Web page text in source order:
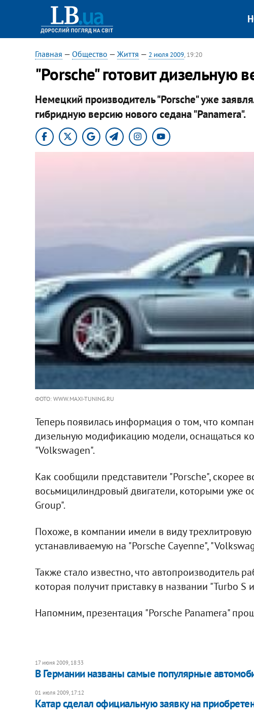
Главная — Общество — Життя — 2 июля 2009, 19:20
"Porsche" готовит дизельную
Немецкий производитель "Porsche" уже
гибридную версию нового седана "Panamera".
ФОТО: WWW.MAXI-TUNING.RU
Теперь появилась информация о том, что
дизельную модификацию модели, оснащаться
"Volkswagen".
Как сообщили представители "Porsche", скорее
восьмицилиндровый двигатели, которыми уже
Group".
Похоже, в компании имели в виду
устанавливаемую на "Porsche Cayenne",
Также стало известно, что автопроизводитель
которая получит приставку в названии "Turbo S
Напомним, презентация "Porsche Panamera"
17 июня 2009, 18:33
В Германии названы самые популярные
01 июля 2009, 17:12
Катар сделал официальную заявку на